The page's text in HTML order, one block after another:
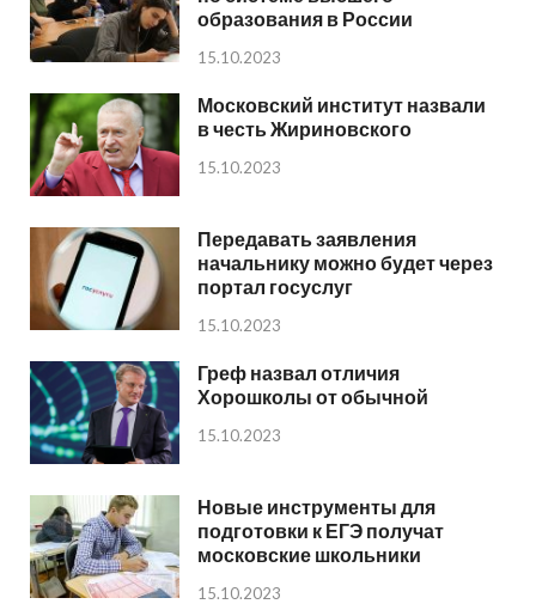
образования в России
15.10.2023
Московский институт назвали
в честь Жириновского
15.10.2023
Передавать заявления
начальнику можно будет через
портал госуслуг
15.10.2023
Греф назвал отличия
Хорошколы от обычной
15.10.2023
Новые инструменты для
подготовки к ЕГЭ получат
московские школьники
15.10.2023